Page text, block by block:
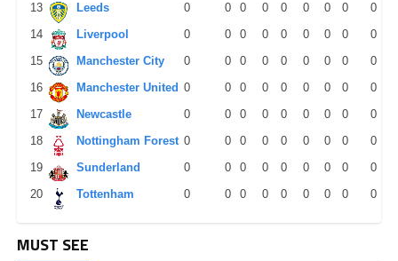
13
Leeds 0 0 0 0 0 0 0 0
0
14
Liverpool 0 0 0 0 0 0 0 0
0
15
Manchester City 0 0 0 0 0 0 0 0
0
16
Manchester United 0 0 0 0 0 0 0 0
0
17
Newcastle 0 0 0 0 0 0 0 0
0
18
Nottingham Forest 0 0 0 0 0 0 0 0
0
19
Sunderland 0 0 0 0 0 0 0 0
0
20
Tottenham 0 0 0 0 0 0 0 0 0
MUST SEE